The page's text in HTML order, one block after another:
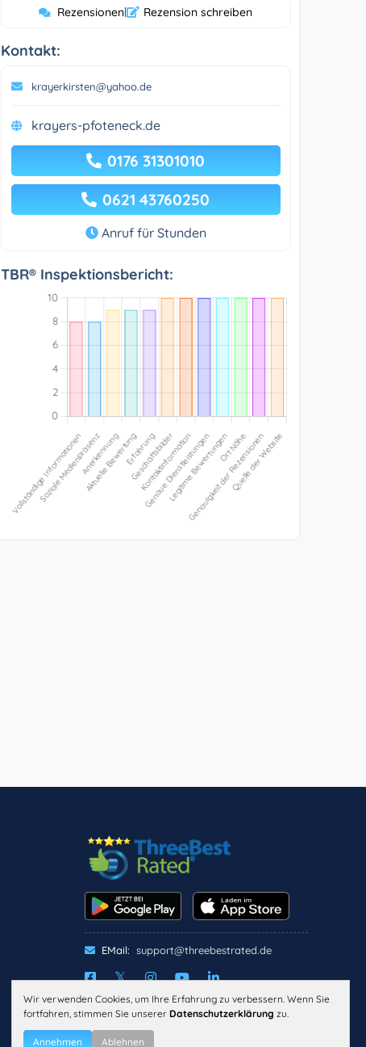
Rezensionen| Rezension schreiben
Kontakt:
krayerkirsten@yahoo.de
krayers-pfoteneck.de
0176 31301010
0621 43760250
Anruf für Stunden
TBR® Inspektionsbericht:
EMail: support@threebestrated.de
IMPRESSUM
DATENSCHUTZ
ALLGEMEINE
GESCHÄFTSBEDINGUNGEN
Wir verwenden Cookies, um Ihre Erfahrung zu verbessern. Wenn Sie
fortfahren, stimmen Sie unserer Datenschutzerklärung zu.
Annehmen Ablehnen